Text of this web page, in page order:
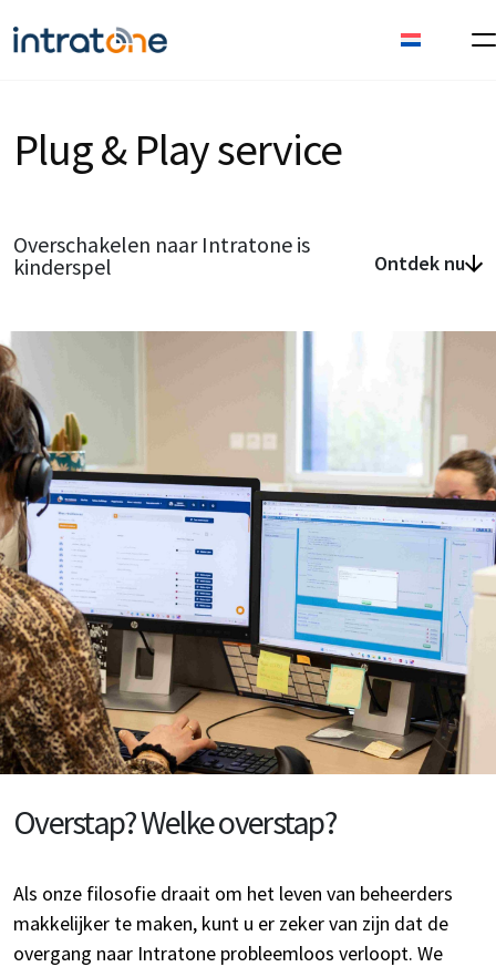
Plug & Play service
Overschakelen naar Intratone is
kinderspel
Ontdek nu
Overstap? Welke overstap?
Als onze filosofie draait om het leven van beheerders
makkelijker te maken, kunt u er zeker van zijn dat de
overgang naar Intratone probleemloos verloopt. We